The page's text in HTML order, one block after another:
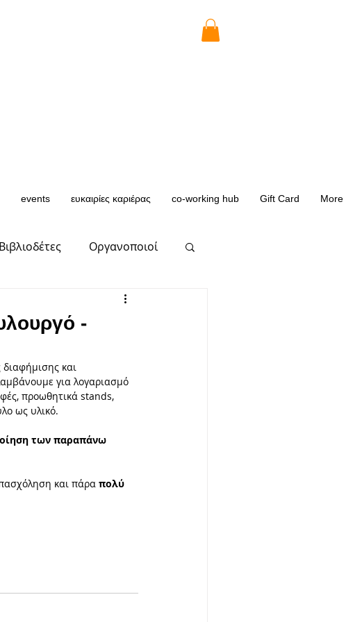
events ευκαιρίες καριέρας co-working hub Gift Card More
Βιβλιοδέτες Οργανοποιοί
Μεταξοτυπία
-
διαφήμισης και
για λογαριασμό
προωθητικά stands,
ως υλικό.
των παραπάνω
και πάρα πολύ